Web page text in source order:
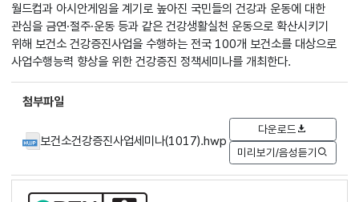
월드컵과 아시안게임을 계기로 높아진 국민들의 건강과 운동에 대한
관심을 금연·절주·운동 등과 같은 건강생활실천 운동으로 확산시키기
위해 보건소 건강증진사업을 수행하는 전국 100개 보건소를 대상으로
사업수행능력 향상을 위한 건강증진 정책세미나를 개최한다.
첨부파일
보건소건강증진사업세미나(1017).hwp
다운로드
미리보기/음성듣기